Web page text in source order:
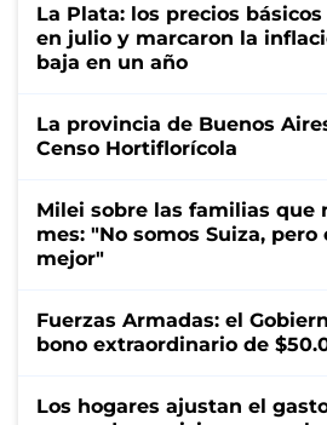
La Plata: los precios
en julio y marcaron la
baja en un año
La provincia de Buenos
Censo Hortiflorícola
Milei sobre las familias que
mes: "No somos Suiza,
mejor"
Fuerzas Armadas: el
bono extraordinario de
Los hogares ajustan el